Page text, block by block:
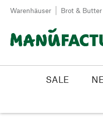
Zum Inhalt springen
Warenhäuser Brot & Butter
SALE